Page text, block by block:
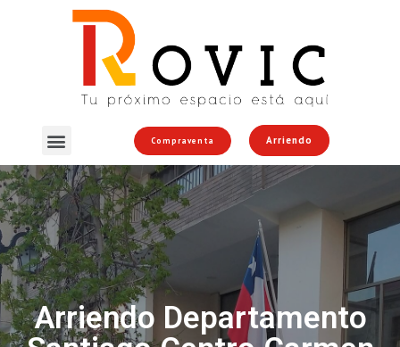
Compraventa Arriendo
Arriendo Departamento